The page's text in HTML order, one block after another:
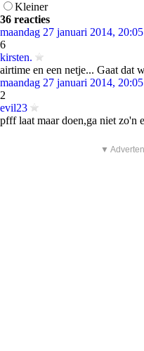
Kleiner
36 reacties
maandag 27 januari 2014,
6
kirsten.
airtime en een netje... Gaat dat
maandag 27 januari 2014,
2
evil23
pfff laat maar doen,ga niet zo'n
▼